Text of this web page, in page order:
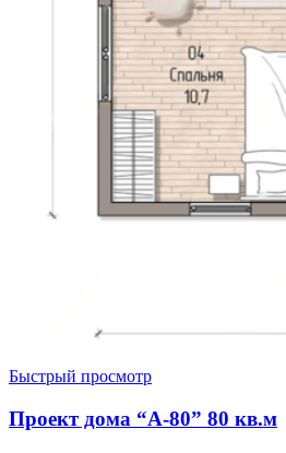
Быстрый просмотр
Проект дома “А-80” 80 кв.м